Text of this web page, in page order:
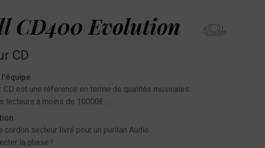
CD400 Evolution
CD
CD est une référence en terme de qualités musicales.
lecteurs à moins de 10000€…
cordon secteur livré pour un puritan Audio.
la phase !